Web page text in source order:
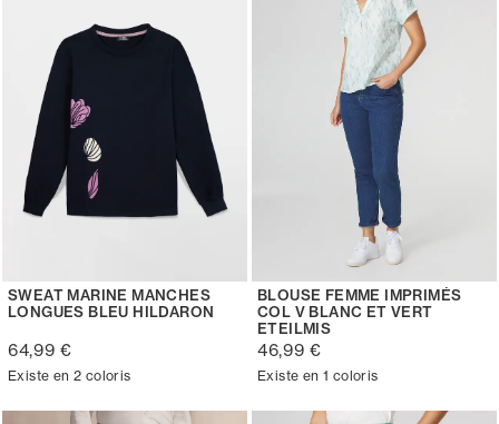
SWEAT MARINE MANCHES
LONGUES BLEU HILDARON
64,99 €
Existe en 2 coloris
BLOUSE FEMME IMPRIMÉS
COL V BLANC ET VERT
ETEILMIS
46,99 €
Existe en 1 coloris